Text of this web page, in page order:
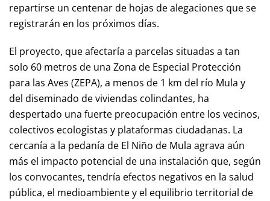
repartirse un centenar de hojas de alegaciones que se
registrarán en los próximos días.
El proyecto, que afectaría a parcelas situadas a tan
solo 60 metros de una Zona de Especial Protección
para las Aves (ZEPA), a menos de 1 km del río Mula y
del diseminado de viviendas colindantes, ha
despertado una fuerte preocupación entre los vecinos,
colectivos ecologistas y plataformas ciudadanas. La
cercanía a la pedanía de El Niño de Mula agrava aún
más el impacto potencial de una instalación que, según
los convocantes, tendría efectos negativos en la salud
pública, el medioambiente y el equilibrio territorial de